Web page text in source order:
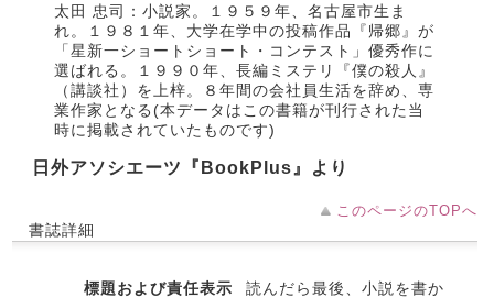
太田 忠司：小説家。１９５９年、名古屋市生ま
れ。１９８１年、大学在学中の投稿作品『帰郷』が
「星新一ショートショート・コンテスト」優秀作に
選ばれる。１９９０年、長編ミステリ『僕の殺人』
（講談社）を上梓。８年間の会社員生活を辞め、専
業作家となる(本データはこの書籍が刊行された当
時に掲載されていたものです)
日外アソシエーツ『BookPlus』より
このページのTOPへ
書誌詳細
標題および責任表示
読んだら最後、小説を書か